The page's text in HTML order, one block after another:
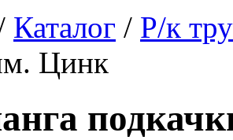
Каталог / Р/к
Цинк